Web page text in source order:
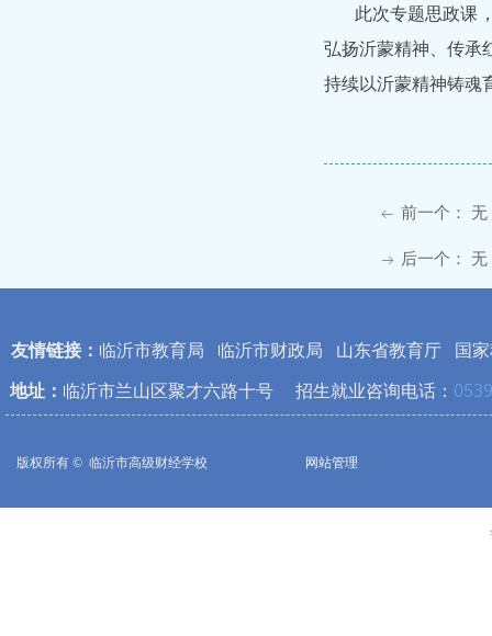
此次专题思政课
弘扬沂蒙精神、传承
持续以沂蒙精神铸魂
ꂃ 前一个： 无
ꁹ 后一个： 无
地址： 临沂市兰山区聚才六路十号 招生就业咨询电话：
友情链接： 临沂市教育局 临沂市财政局 山东省教育厅 国
版权所有 © 临沂市高级财经学校 网站管理